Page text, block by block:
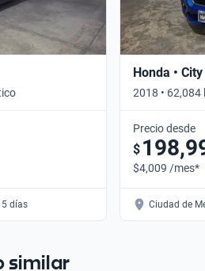
días
Honda • City
2018 •
Precio desde
$
$4,009 /mes*
Ciudad de
similar